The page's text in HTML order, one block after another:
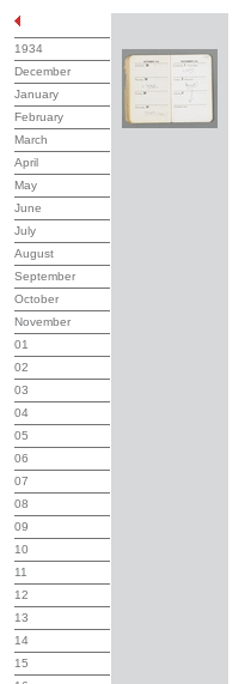
1934
December
January
February
March
April
May
June
July
August
September
October
November
01
02
03
04
05
06
07
08
09
10
11
12
13
14
15